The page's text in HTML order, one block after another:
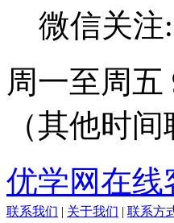
微信关注:
周一至周五
（其他时
优学网在线
联系我们 | 关于我们 | 联系方